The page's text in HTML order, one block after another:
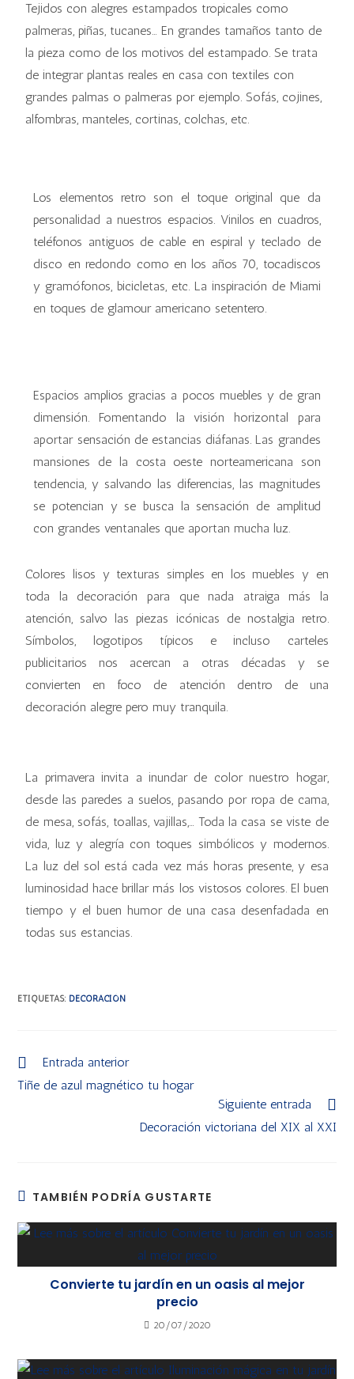
Tejidos con alegres estampados tropicales como
palmeras, piñas, tucanes… En grandes tamaños tanto de
la pieza como de los motivos del estampado. Se trata
de integrar plantas reales en casa con textiles con
grandes palmas o palmeras por ejemplo. Sofás, cojines,
alfombras, manteles, cortinas, colchas, etc.
Los elementos retro son el toque original que da
personalidad a nuestros espacios. Vinilos en cuadros,
teléfonos antiguos de cable en espiral y teclado de
disco en redondo como en los años 70, tocadiscos
y gramófonos, bicicletas, etc. La inspiración de Miami
en toques de glamour americano setentero.
Espacios amplios gracias a pocos muebles y de gran
dimensión. Fomentando la visión horizontal para
aportar sensación de estancias diáfanas. Las grandes
mansiones de la costa oeste norteamericana son
tendencia, y salvando las diferencias, las magnitudes
se potencian y se busca la sensación de amplitud
con grandes ventanales que aportan mucha luz.
Colores lisos y texturas simples en los muebles y en
toda la decoración para que nada atraiga más la
atención, salvo las piezas icónicas de nostalgia retro.
Símbolos, logotipos típicos e incluso carteles
publicitarios nos acercan a otras décadas y se
convierten en foco de atención dentro de una
decoración alegre pero muy tranquila.
La primavera invita a inundar de color nuestro hogar,
desde las paredes a suelos, pasando por ropa de cama,
de mesa, sofás, toallas, vajillas,... Toda la casa se viste de
vida, luz y alegría con toques simbólicos y modernos.
La luz del sol está cada vez más horas presente, y esa
luminosidad hace brillar más los vistosos colores. El buen
tiempo y el buen humor de una casa desenfadada en
todas sus estancias.
ETIQUETAS: DECORACIÓN
Entrada anterior
Tiñe de azul magnético tu hogar
Siguiente entrada
Decoración victoriana del XIX al XXI
TAMBIÉN PODRÍA GUSTARTE
Convierte tu jardín en un oasis al mejor
precio
20/07/2020